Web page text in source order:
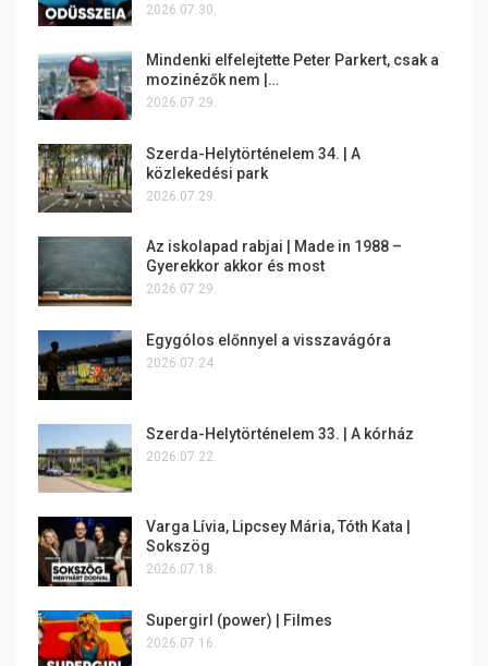
2026.07.30.
Mindenki elfelejtette Peter Parkert, csak a
mozinézők nem |…
2026.07.29.
Szerda-Helytörténelem 34. | A
közlekedési park
2026.07.29.
Az iskolapad rabjai | Made in 1988 –
Gyerekkor akkor és most
2026.07.29.
Egygólos előnnyel a visszavágóra
2026.07.24.
Szerda-Helytörténelem 33. | A kórház
2026.07.22.
Varga Lívia, Lipcsey Mária, Tóth Kata |
Sokszög
2026.07.18.
Supergirl (power) | Filmes
2026.07.16.